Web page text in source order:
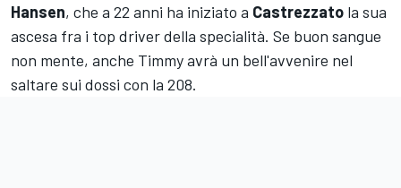
Hansen, che a 22 anni ha iniziato a Castrezzato la sua
ascesa fra i top driver della specialità. Se buon sangue
non mente, anche Timmy avrà un bell'avvenire nel
saltare sui dossi con la 208.